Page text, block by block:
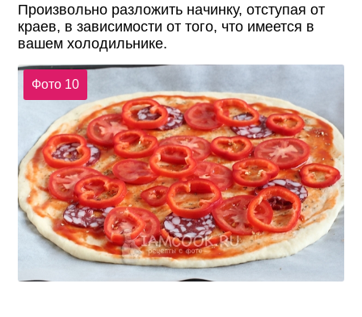
Произвольно разложить начинку, отступая от
краев, в зависимости от того, что имеется в
вашем холодильнике.
Фото 10